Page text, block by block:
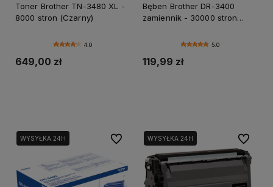
Toner Brother TN-3480 XL -
8000 stron (Czarny)
4.0
649,00 zł
Bęben Brother DR-3400
zamiennik - 30000 stron
5.0
119,99 zł
WYSYŁKA 24H Do ulubionychWYSYŁKA 24H Do